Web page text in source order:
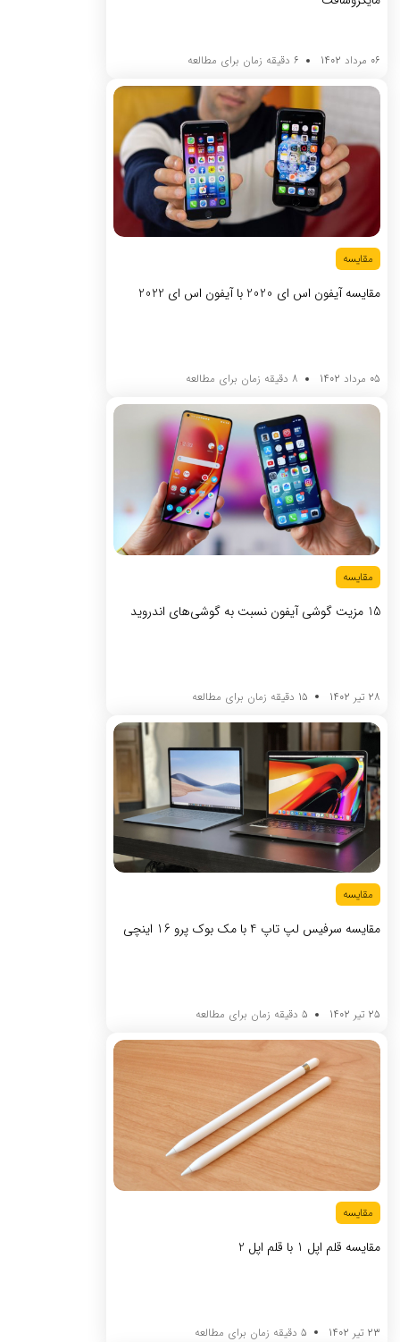
06 مرداد 1402 6 دقیقه زمان برای مطالعه
مقایسه
مقایسه آیفون‌ اس ای 2020 با آیفون اس ای 2022
05 مرداد 1402 8 دقیقه زمان برای مطالعه
مقایسه
15 مزیت گوشی آیفون نسبت به گوشی‌های اندروید
28 تیر 1402 15 دقیقه زمان برای مطالعه
مقایسه
مقایسه سرفیس لپ تاپ 4 با مک بوک پرو 16 اینچی
25 تیر 1402 5 دقیقه زمان برای مطالعه
مقایسه
مقایسه قلم اپل 1 با قلم اپل 2
23 تیر 1402 5 دقیقه زمان برای مطالعه